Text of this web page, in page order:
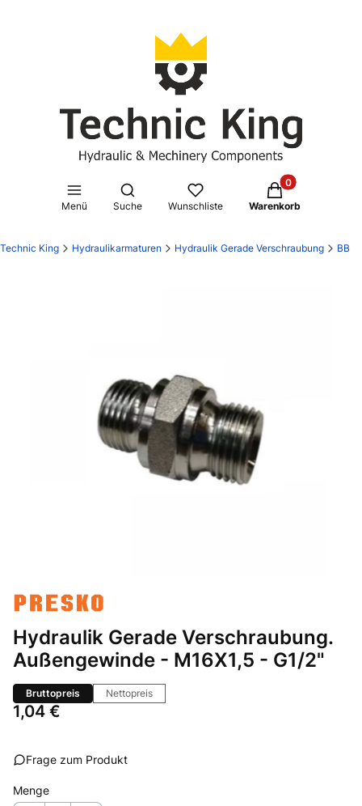
Menü
Suchmaschine öffnen
Suche Wunschliste
Produkte im
Warenkorb
Technic King Hydraulikarmaturen Hydraulik Gerade Verschraubung BB
Hydraulik Gerade Verschraubung.
Außengewinde - M16X1,5 - G1/2"
Bruttopreis Nettopreis
Preis
1,04 €
Frage zum Produkt
Menge